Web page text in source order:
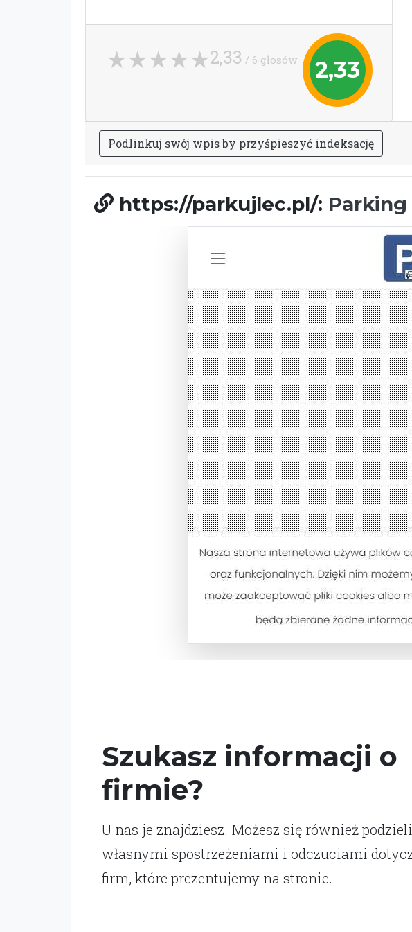
2,33
2,33 / 6 głosów
Podlinkuj swój wpisby przyśpieszyć indeksację
https://parkujlec.pl/:
Szukasz informacji o
firmie?
U nas je znajdziesz. Możesz się również
własnymi spostrzeżeniami i odczuciami
firm, które prezentujemy na stronie.